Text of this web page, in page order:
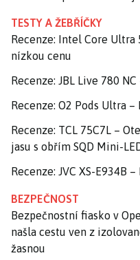
TESTY A ŽEBŘÍČKY
Recenze: Intel Core Ultra
nízkou cenu
Recenze: JBL Live 780
Recenze: O2 Pods Ultra
Recenze: TCL 75C7L –
jasu s obřím SQD Mini-
Recenze: JVC XS-E934B
BEZPEČNOST
Bezpečnostní fiasko v
našla cestu ven z
žasnou